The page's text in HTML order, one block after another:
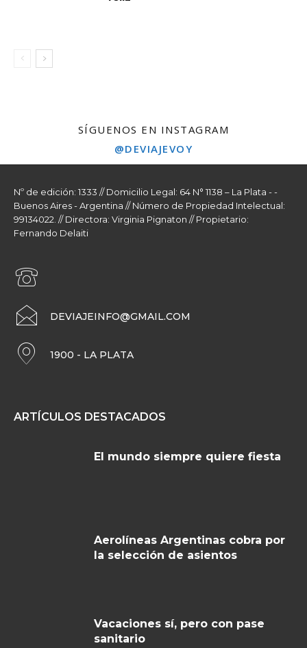
SÍGUENOS EN INSTAGRAM
@DEVIAJEVOY
Nº de edición: 1333 // Domicilio Legal: 64 N° 1138 – La Plata - -
Buenos Aires - Argentina // Número de Propiedad Intelectual:
99134022. // Directora: Virginia Pignaton // Propietario:
Fernando Delaiti
DEVIAJEINFO@GMAIL.COM
1900 - LA PLATA
ARTÍCULOS DESTACADOS
El mundo siempre quiere fiesta
Aerolíneas Argentinas cobra por
la selección de asientos
Vacaciones sí, pero con pase
sanitario